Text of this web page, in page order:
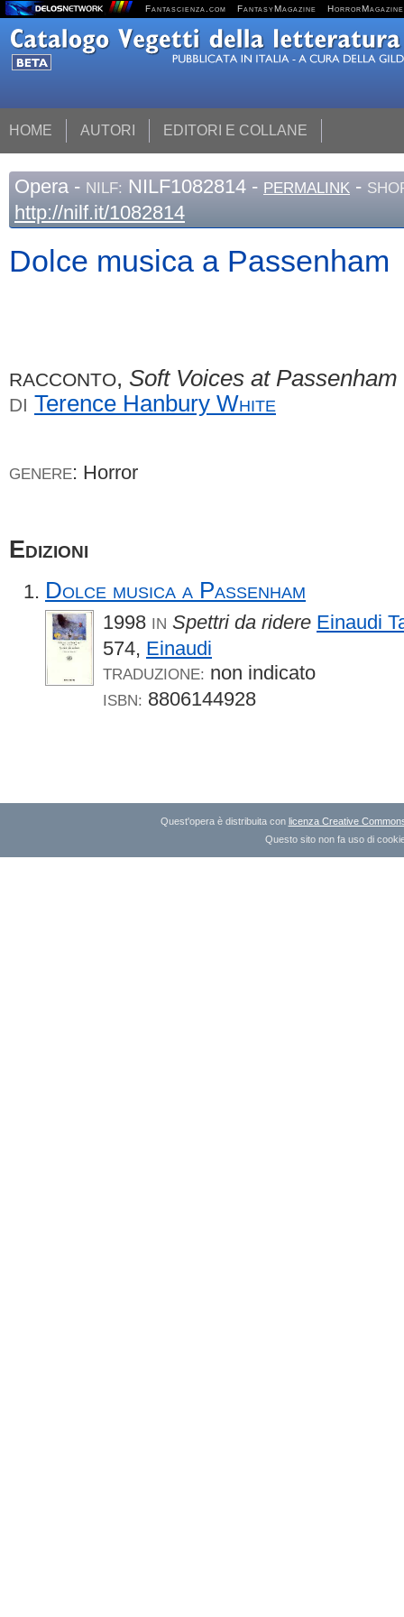
Fantascienza.com FantasyMagazine HorrorMagazine
HOME AUTORI EDITORI E COLLANE
Opera - NILF: NILF1082814 - PERMALINK -
http://nilf.it/1082814
Dolce musica a Passenham
RACCONTO, Soft Voices at Passenham
DI Terence Hanbury White
GENERE: Horror
Edizioni
Dolce musica a Passenham
1998 IN Spettri da ridere Einaudi
574, Einaudi
TRADUZIONE: non indicato
ISBN: 8806144928
Quest'opera è distribuita con licenza Creative
Questo sito non fa uso di